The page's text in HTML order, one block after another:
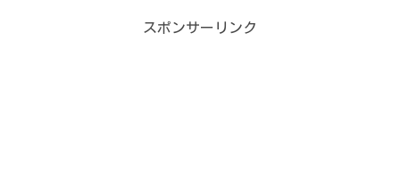
スポンサーリンク